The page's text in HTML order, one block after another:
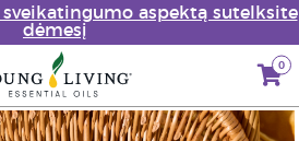
sveikatingumo aspektą sutelksite
dėmesį
0